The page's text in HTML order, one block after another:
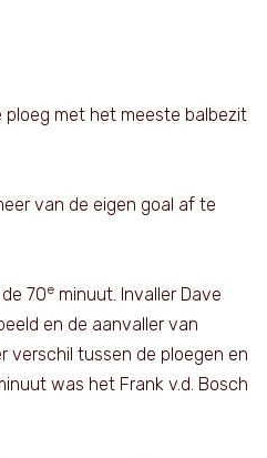
ploeg met het meeste balbezit
van de eigen goal af te
70e minuut. Invaller Dave
en de aanvaller van
verschil tussen de ploegen en
was het Frank v.d. Bosch